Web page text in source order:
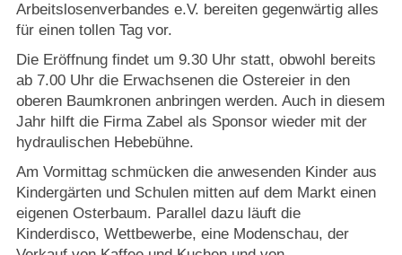
Arbeitslosenverbandes e.V. bereiten gegenwärtig alles
für einen tollen Tag vor.
Die Eröffnung findet um 9.30 Uhr statt, obwohl bereits
ab 7.00 Uhr die Erwachsenen die Ostereier in den
oberen Baumkronen anbringen werden. Auch in diesem
Jahr hilft die Firma Zabel als Sponsor wieder mit der
hydraulischen Hebebühne.
Am Vormittag schmücken die anwesenden Kinder aus
Kindergärten und Schulen mitten auf dem Markt einen
eigenen Osterbaum. Parallel dazu läuft die
Kinderdisco, Wettbewerbe, eine Modenschau, der